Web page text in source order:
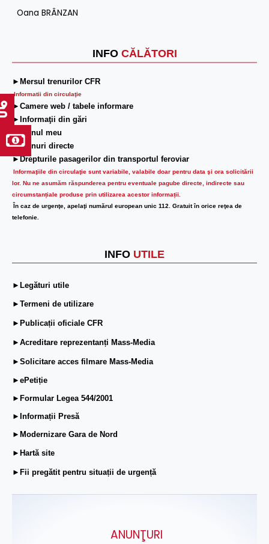
INFO CĂLĂTORI
►Mersul trenurilor CFR
Informatii din circulaţie
►Camere web / tabele informare
►Informaţii din gări
►Trenul meu
►Trenuri directe
►Drepturile pasagerilor din transportul feroviar
Informaţiile din circulaţie sunt variabile, valabile doar pentru data şi ora solicitării
lor. Nu ne asumăm răspunderea pentru eventuale pagube directe, indirecte sau
circumstanțiale produse prin utilizarea acestor informații.
În caz de urgenţe, apelaţi numărul european unic 112. Gratuit în orice reţea de
telefonie.
INFO UTILE
►Legături utile
►Termeni de utilizare
►Publicații oficiale CFR
►Acreditare reprezentanți Mass-Media
►Solicitare acces filmare Mass-Media
►ePetiție
►Formular Legea 544/2001
►Informații Presă
►Modernizare Gara de Nord
►Hartă site
►Fii pregătit pentru situații de urgență
Oana BRÂNZAN
ANUNŢURI